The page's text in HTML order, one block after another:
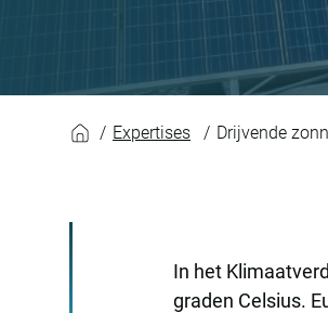
Drijvende
Expertises Drijvende
In het
graden Celsius.